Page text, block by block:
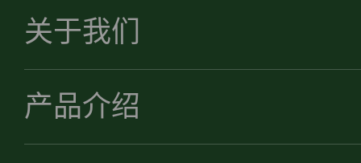
关于我们
产品介绍